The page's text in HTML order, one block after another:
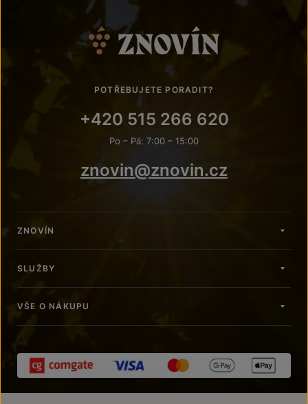
POTŘEBUJETE PORADIT?
+420 515 266 620
Po – Pá: 7:00 – 15:00
znovin@znovin.cz
ZNOVÍN
SLUŽBY
VŠE O NÁKUPU